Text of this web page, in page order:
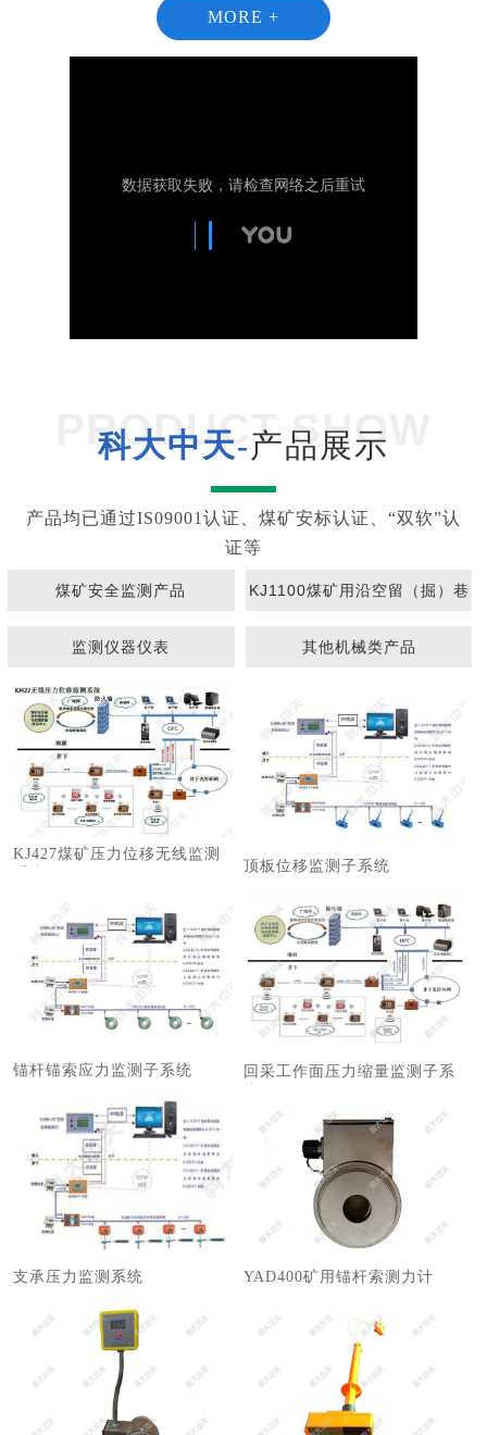
1 2
MORE +
PRODUCT SHOW
科大中天-产品展示
产品均已通过IS09001认证、煤矿安标认证、“双软”认
证等
煤矿安全监测产品 KJ1100煤矿用沿空留（掘）巷
监测仪器仪表
其他机械类产品
KJ427煤矿压力位移无线监测
顶板位移监测子系统
锚杆锚索应力监测子系统
回采工作面压力缩量监测子系
支承压力监测系统 YAD400矿用锚杆索测力计